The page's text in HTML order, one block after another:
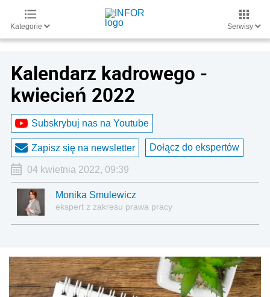
Kategorie Serwisy
Kalendarz kadrowego -
kwiecień 2022
Subskrybuj nas na Youtube
Zapisz się na newsletter Dołącz do ekspertów
04 kwietnia 2022, 09:39
Monika Smulewicz
ekspert z zakresu prawa pracy